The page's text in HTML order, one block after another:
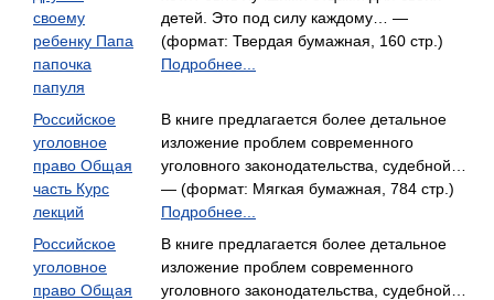
своему
ребенку Папа
папочка
папуля
детей. Это под силу каждому… —
(формат: Твердая бумажная, 160 стр.)
Подробнее...
Российское
уголовное
право Общая
часть Курс
лекций
В книге предлагается более детальное
изложение проблем современного
уголовного законодательства, судебной…
— (формат: Мягкая бумажная, 784 стр.)
Подробнее...
Российское
уголовное
право Общая
В книге предлагается более детальное
изложение проблем современного
уголовного законодательства, судебной…